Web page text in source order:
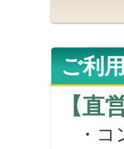
ご利
【直
・コ